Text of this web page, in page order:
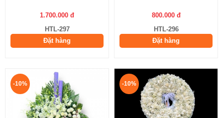
1.700.000 đ
HTL-297
Đặt hàng
800.000 đ
HTL-296
Đặt hàng
-10% -10%